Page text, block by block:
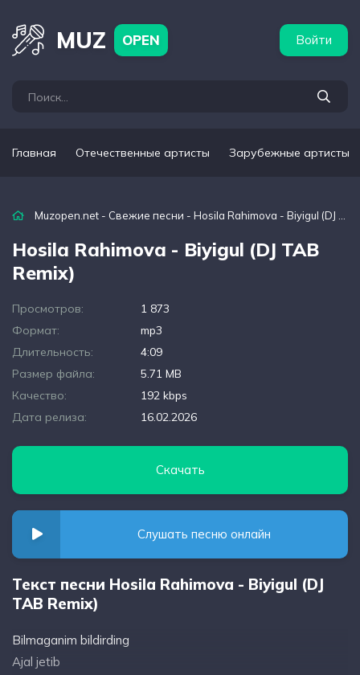
MUZ OPEN Войти
Главная Отечественные артисты Зарубежные артисты
Muzopen.net - Свежие песни - Hosila Rahimova - Biyigul (DJ TAB Remix)
Hosila Rahimova - Biyigul (DJ TAB
Remix)
Просмотров:
1 873
Формат:
mp3
Длительность:
4:09
Размер файла:
5.71 MB
Качество:
192 kbps
Дата релиза:
16.02.2026
Скачать
Слушать песню онлайн
Текст песни Hosila Rahimova - Biyigul (DJ
TAB Remix)
Bilmaganim bildirding
Ajal jetib
артисты Популярные подборки